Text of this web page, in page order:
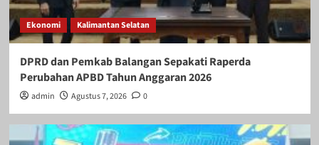
Ekonomi Kalimantan Selatan
DPRD dan Pemkab Balangan Sepakati Raperda
Perubahan APBD Tahun Anggaran 2026
admin Agustus 7, 2026 0